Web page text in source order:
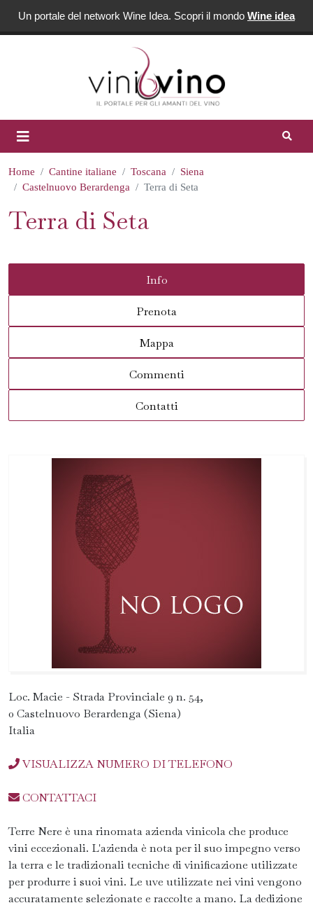
Un portale del network Wine Idea. Scopri il mondo Wine idea
Home Cantine italiane Toscana
Siena
Castelnuovo Berardenga
Terra di Seta
Terra di Seta
Info
Prenota
Mappa
Commenti
Contatti
Loc. Macie - Strada Provinciale 9 n. 54,
0 Castelnuovo Berardenga (Siena)
Italia
VISUALIZZA NUMERO DI TELEFONO
CONTATTACI
Terre Nere è una rinomata azienda vinicola che produce
vini eccezionali. L'azienda è nota per il suo impegno verso
la terra e le tradizionali tecniche di vinificazione utilizzate
per produrre i suoi vini. Le uve utilizzate nei vini vengono
accuratamente selezionate e raccolte a mano. La dedizione